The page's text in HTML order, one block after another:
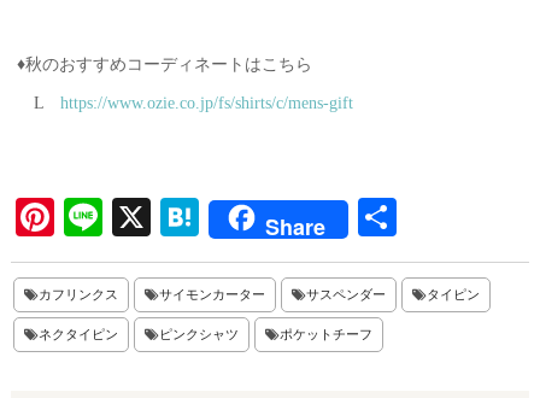
♦秋のおすすめコーディネートはこちら
L https://www.ozie.co.jp/fs/shirts/c/mens-gift
Pi
nt
er
es
Li
ne
X
H
at
en
a
Share
有
カフリンクス サイモンカーター サスペンダー タイピン
ネクタイピン ピンクシャツ ポケットチーフ